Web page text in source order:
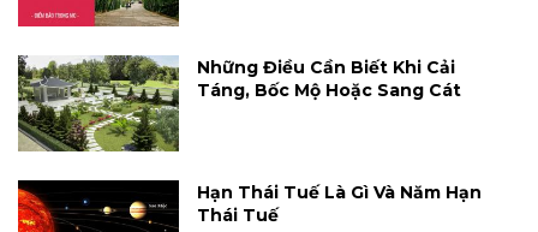
Những Điều Cần Biết Khi Cải
Táng, Bốc Mộ Hoặc Sang Cát
Hạn Thái Tuế Là Gì Và Năm Hạn
Thái Tuế